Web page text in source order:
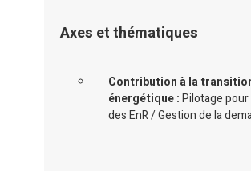
Axes et thématiques
Contribution à la
énergétique :Pilotage
des EnR / Gestion de la